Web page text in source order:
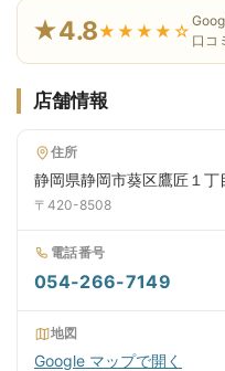
★4.8★★★★☆ 口コ
店舗情報
住所
静岡県静岡市葵区鷹匠１
〒420-8508
電話番号
054-266-7149
地図
Google マップで開く